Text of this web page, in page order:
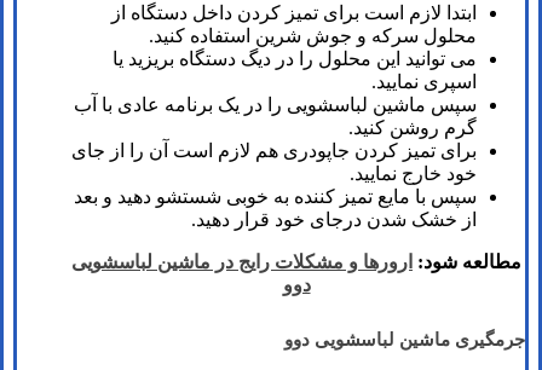
ابتدا لازم است برای تمیز کردن داخل دستگاه از
محلول سرکه و جوش شرین استفاده کنید.
می توانید این محلول را در دیگ دستگاه بریزید یا
اسپری نمایید.
سپس ماشین لباسشویی را در یک برنامه عادی با آب
گرم روشن کنید.
برای تمیز کردن جاپودری هم لازم است آن را از جای
خود خارج نمایید.
سپس با مایع تمیز کننده به خوبی شستشو دهید و بعد
از خشک شدن درجای خود قرار دهید.
مطالعه شود: ارورها و مشکلات رایج در ماشین لباسشویی
دوو
جرمگیری ماشین لباسشویی دوو